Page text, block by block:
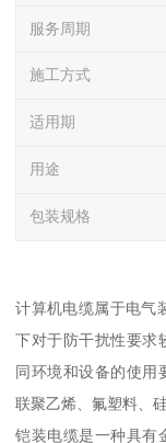
服务周期
施工方式
适用期
用途
包装规格
计算机电缆属于电气
下对于防干扰性要求
同环境和设备的使用
联聚乙烯、氟塑料、
铠装电缆是一种具有